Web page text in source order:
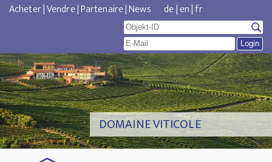
Acheter|Vendre|Partenaire|News de|en|fr
DOMAINE VITICOLE